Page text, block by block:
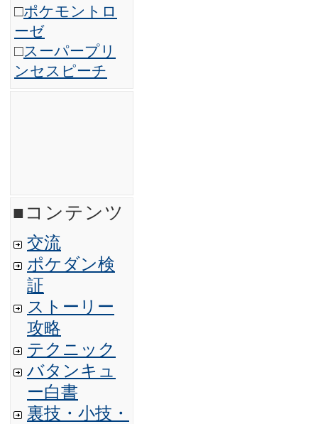
□ポケモントロ
ーゼ
□スーパープリ
ンセスピーチ
■コンテンツ
交流
ポケダン検
証
ストーリー
攻略
テクニック
バタンキュ
ー白書
裏技・小技・